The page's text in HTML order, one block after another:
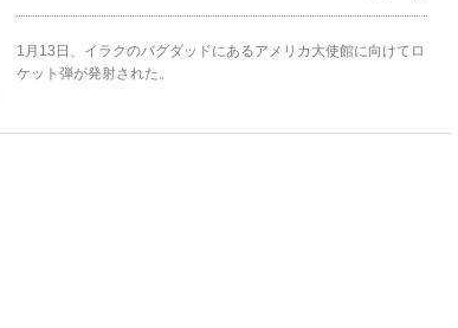
1月13日、イラクのバグダッドにあるアメリカ大使館に向けてロ
ケット弾が発射された。